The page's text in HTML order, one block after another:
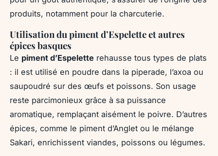
produits, notamment pour la charcuterie.
Utilisation du piment d’Espelette et autres
épices basques
Le piment d’Espelette rehausse tous types de plats
: il est utilisé en poudre dans la piperade, l’axoa ou
saupoudré sur des œufs et poissons. Son usage
reste parcimonieux grâce à sa puissance
aromatique, remplaçant aisément le poivre. D’autres
épices, comme le piment d’Anglet ou le mélange
Sakari, enrichissent viandes, poissons ou légumes.